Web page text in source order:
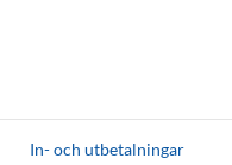
In- och utbetalningar